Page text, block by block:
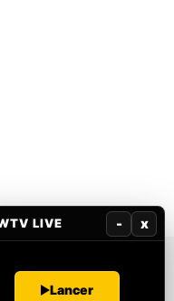
Google Play
LIVE - x
Lancer